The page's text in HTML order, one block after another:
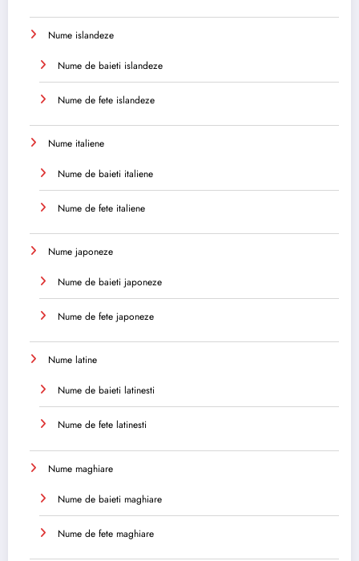
Nume islandeze
Nume de baieti islandeze
Nume de fete islandeze
Nume italiene
Nume de baieti italiene
Nume de fete italiene
Nume japoneze
Nume de baieti japoneze
Nume de fete japoneze
Nume latine
Nume de baieti latinesti
Nume de fete latinesti
Nume maghiare
Nume de baieti maghiare
Nume de fete maghiare